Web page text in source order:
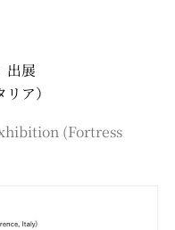
出展
ア）
(Fortress